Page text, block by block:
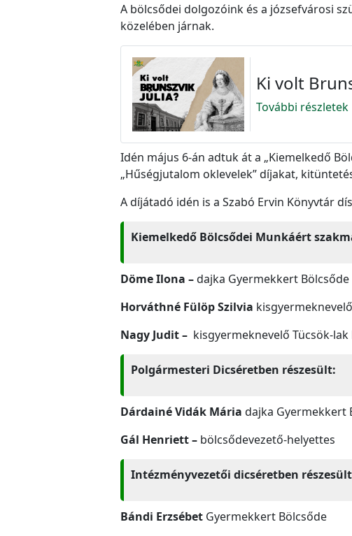
A bölcsődei dolgozóink és a józsefvárosi
közelében járnak.
Ki volt
További részletek
Idén május 6-án adtuk át a „Kiemelkedő
„Hűségjutalom oklevelek” díjakat,
A díjátadó idén is a Szabó Ervin Könyvtár
Kiemelkedő Bölcsődei Munkáért
Döme Ilona –dajka Gyermekkert Bölcsőde
Horváthné Fülöp Szilvia
Nagy Judit – kisgyermeknevelő Tücsök-lak
Polgármesteri Dicséretben részesült:
Dárdainé Vidák Mária dajka Gyermekkert
Gál Henriett – bölcsődevezető-helyettes
Intézményvezetői dicséretben
Bándi Erzsébet Gyermekkert Bölcsőde